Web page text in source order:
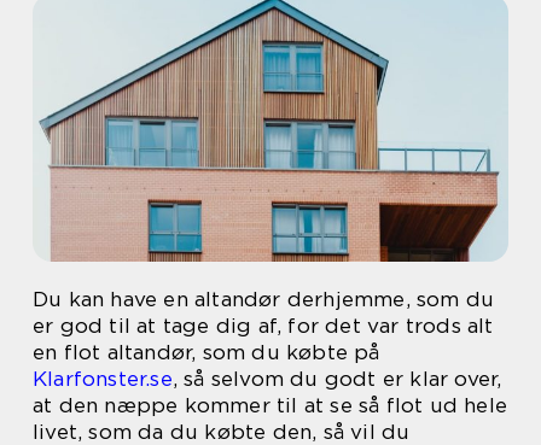
Du kan have en altandør derhjemme, som du
er god til at tage dig af, for det var trods alt
en flot altandør, som du købte på
Klarfonster.se, så selvom du godt er klar over,
at den næppe kommer til at se så flot ud hele
livet, som da du købte den, så vil du